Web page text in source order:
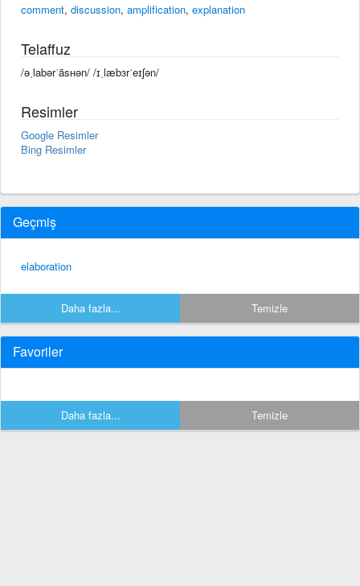
comment, discussion, amplification, explanation
Telaffuz
/əˌlabərˈāsʜən/ /ɪˌlæbɜrˈeɪʃən/
Resimler
Google Resimler
Bing Resimler
Geçmiş
elaboration
Daha fazla... Temizle
Favoriler
Daha fazla... Temizle